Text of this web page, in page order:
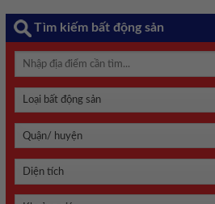
Tìm kiếm bất động sản